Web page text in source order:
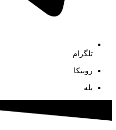
تلگرام
روبیکا
بله